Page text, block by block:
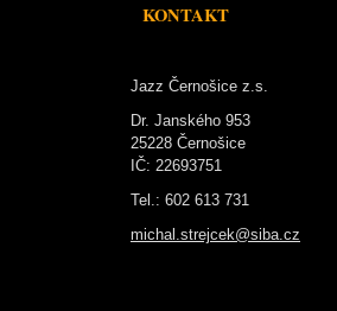
KONTAKT
Jazz Černošice z.s.
Dr. Janského 953
25228 Černošice
IČ: 22693751
Tel.: 602 613 731
michal.strejcek@siba.cz